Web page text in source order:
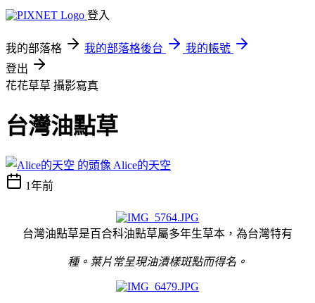
登入
我的部落格 我的部落格後台
我的帳號
登出
花花草草 攝影寫真
台灣油點草
Alice的天空
1年前
台灣油點草是百合科油點草屬多年生草本，為台灣特有
種。葉片常呈現油漬樣斑點而得名。